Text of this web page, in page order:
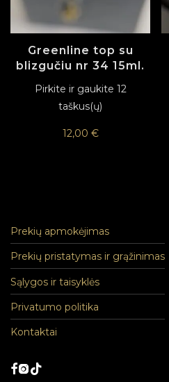
Greenline top su
blizgučiu nr 34 15ml.
Pirkite ir gaukite 12
taškus(ų)
12,00 €
Prekių apmokėjimas
Prekių pristatymas ir grąžinimas
Sąlygos ir taisyklės
Privatumo politika
Kontaktai